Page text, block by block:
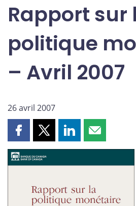
Rapport sur
politique
– Avril 2007
26 avril 2007
Partager
cette
page
Partager
cette
page
Partager
cette
Partager
cette